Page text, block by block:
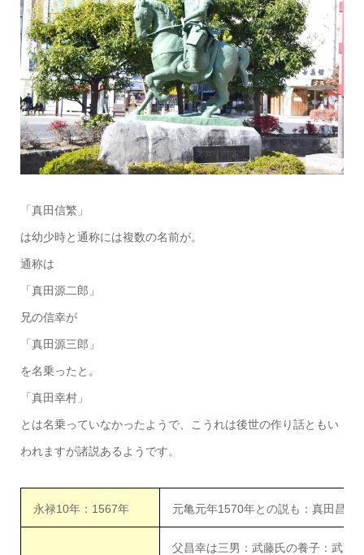
「真田信繁」
は幼少時と通称には複数の名前が。
通称は
「真田源二郎」
兄の信幸が
「真田源三郎」
を名乗ったと。
「真田幸村」
とは名乗っていなかったようで、こうれは後世の作り話ともい
われますが諸説あるようです。
永禄10年：1567年 元亀元年1570年との説も：真田昌幸
父昌幸は三男：武藤氏の養子：武藤